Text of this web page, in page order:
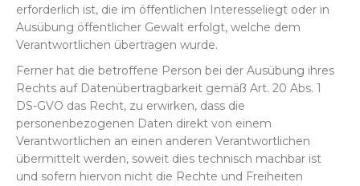
erforderlich ist, die im öffentlichen Interesseliegt oder in
Ausübung öffentlicher Gewalt erfolgt, welche dem
Verantwortlichen übertragen wurde.
Ferner hat die betroffene Person bei der Ausübung ihres
Rechts auf Datenübertragbarkeit gemäß Art. 20 Abs. 1
DS-GVO das Recht, zu erwirken, dass die
personenbezogenen Daten direkt von einem
Verantwortlichen an einen anderen Verantwortlichen
übermittelt werden, soweit dies technisch machbar ist
und sofern hiervon nicht die Rechte und Freiheiten